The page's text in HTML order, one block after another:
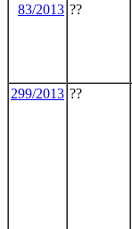
83/2013 ??
299/2013 ??